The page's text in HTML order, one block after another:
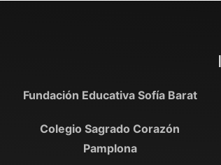
Fundación Educativa Sofía Barat
Colegio Sagrado Corazón
Pamplona